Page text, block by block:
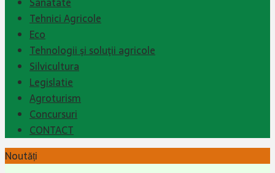
Tehnici Agricole
Eco
Tehnologii şi soluţii agricole
Silvicultura
Legislatie
Agroturism
Concursuri
CONTACT
Noutăți